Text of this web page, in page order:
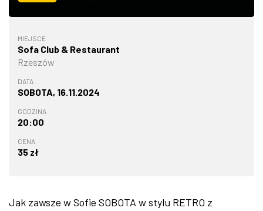
MIEJSCE
Sofa Club & Restaurant
Rzeszów
DATA
SOBOTA, 16.11.2024
GODZINA
20:00
CENA
35 zł
Jak zawsze w Sofie SOBOTA w stylu RETRO z